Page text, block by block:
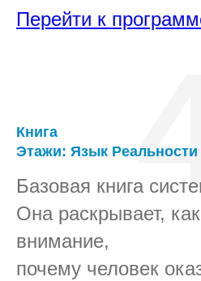
Перейти к
Книга
Этажи: Язык Реальности
Базовая книга
Она раскрывает,
внимание,
почему человек